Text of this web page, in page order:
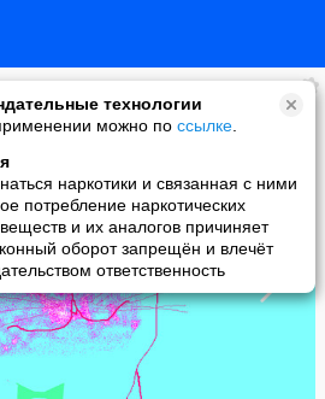
технологии
можно по ссылке
наркотики и связанная с ними
потребление наркотических
и их аналогов причиняет
оборот запрещён и влечёт
ответственность
"ЖИВОПИСНЫЕ КОТЫ"